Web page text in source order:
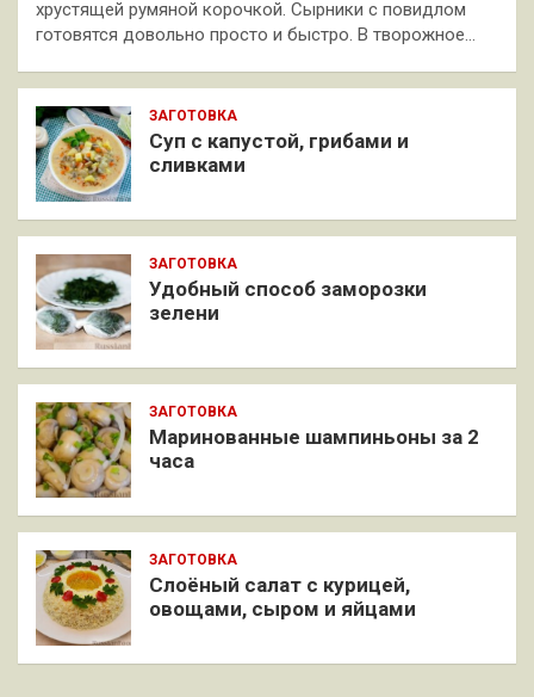
хрустящей румяной корочкой. Сырники с повидлом
готовятся довольно просто и быстро. В творожное…
ЗАГОТОВКА
Суп с капустой, грибами и
сливками
ЗАГОТОВКА
Удобный способ заморозки
зелени
ЗАГОТОВКА
Маринованные шампиньоны за 2
часа
ЗАГОТОВКА
Слоёный салат с курицей,
овощами, сыром и яйцами